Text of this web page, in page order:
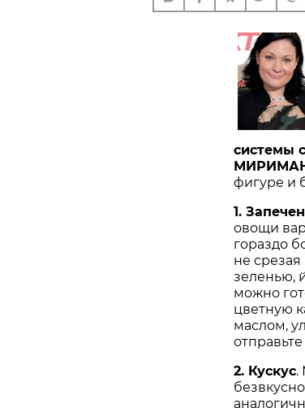
системы
фигуре и
1.
овощи
гораздо
не
зеленью,
можно
цветную
маслом,
2. Кускус.